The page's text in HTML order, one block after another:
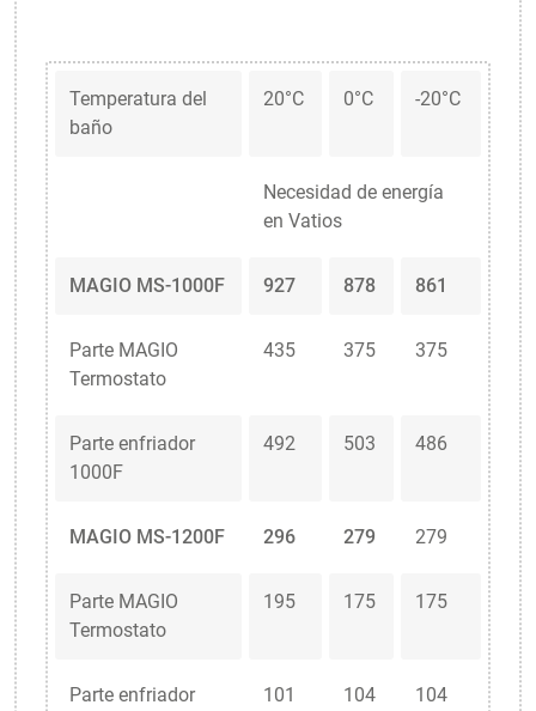
Temperatura del
baño
20°C 0°C -20°C
Necesidad de energía
en Vatios
MAGIO MS-1000F 927 878 861
Parte MAGIO
Termostato
435 375 375
Parte enfriador
1000F
492 503 486
MAGIO MS-1200F 296 279 279
Parte MAGIO
Termostato
195 175 175
Parte enfriador
101 104 104